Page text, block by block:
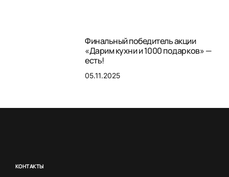
Финальный победитель акции
«Дарим кухни и 1000 подарков» —
есть!
05.11.2025
КОНТАКТЫ